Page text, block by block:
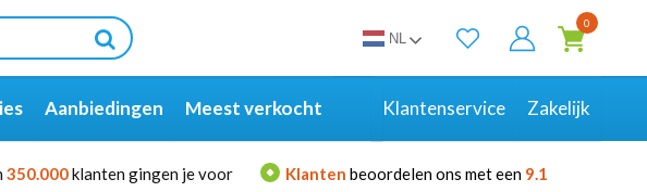
Bekijk alle resultaten
NL
0
Aanbiedingen Meest verkocht Klantenservice Zakelijk
350.000klanten gingen je voor Klanten beoordelen ons met een 9.1